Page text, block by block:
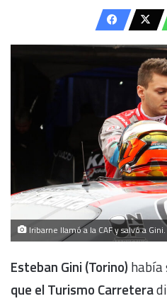
Iribarne llamó a la CAF y salvó a
Esteban Gini (Torino) había
que el Turismo Carretera